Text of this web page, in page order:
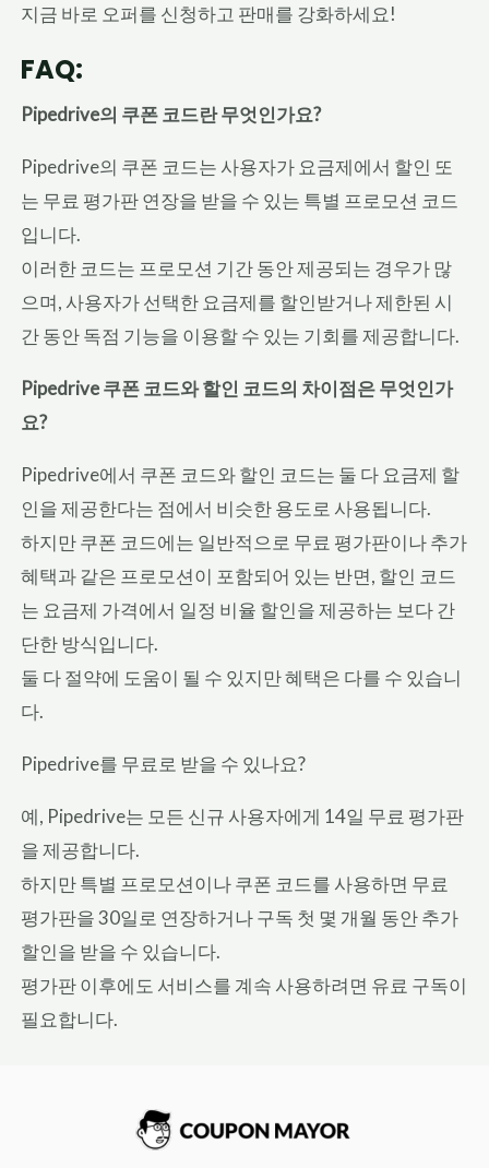
지금 바로 오퍼를 신청하고 판매를 강화하세요!
FAQ:
Pipedrive의 쿠폰 코드란 무엇인가요?
Pipedrive의 쿠폰 코드는 사용자가 요금제에서 할인 또
는 무료 평가판 연장을 받을 수 있는 특별 프로모션 코드
입니다.
이러한 코드는 프로모션 기간 동안 제공되는 경우가 많
으며, 사용자가 선택한 요금제를 할인받거나 제한된 시
간 동안 독점 기능을 이용할 수 있는 기회를 제공합니다.
Pipedrive 쿠폰 코드와 할인 코드의 차이점은 무엇인가
요?
Pipedrive에서 쿠폰 코드와 할인 코드는 둘 다 요금제 할
인을 제공한다는 점에서 비슷한 용도로 사용됩니다.
하지만 쿠폰 코드에는 일반적으로 무료 평가판이나 추가
혜택과 같은 프로모션이 포함되어 있는 반면, 할인 코드
는 요금제 가격에서 일정 비율 할인을 제공하는 보다 간
단한 방식입니다.
둘 다 절약에 도움이 될 수 있지만 혜택은 다를 수 있습니
다.
Pipedrive를 무료로 받을 수 있나요?
예, Pipedrive는 모든 신규 사용자에게 14일 무료 평가판
을 제공합니다.
하지만 특별 프로모션이나 쿠폰 코드를 사용하면 무료
평가판을 30일로 연장하거나 구독 첫 몇 개월 동안 추가
할인을 받을 수 있습니다.
평가판 이후에도 서비스를 계속 사용하려면 유료 구독이
필요합니다.